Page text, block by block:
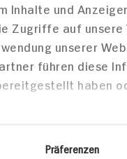
Inhalte und
Zugriffe auf
unserer
führen diese
haben
Präferenzen